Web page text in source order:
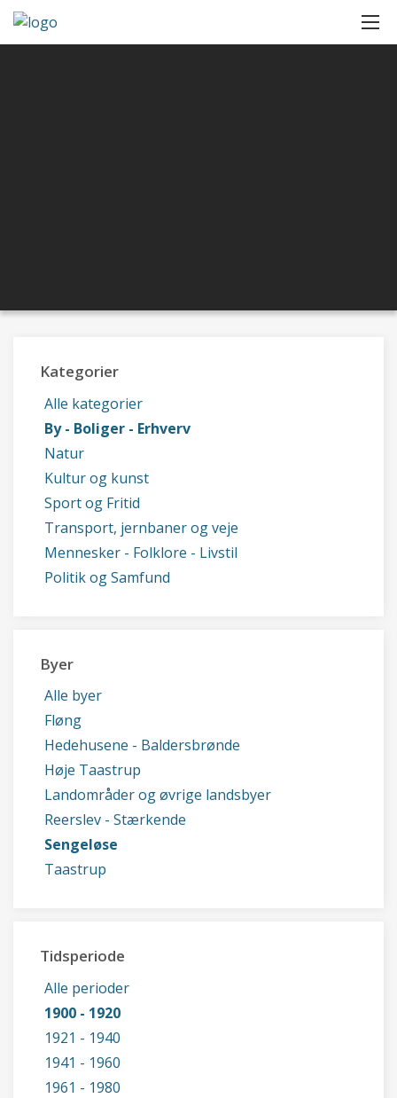
Kategorier
Alle kategorier
By - Boliger - Erhverv
Natur
Kultur og kunst
Sport og Fritid
Transport, jernbaner og veje
Mennesker - Folklore - Livstil
Politik og Samfund
Byer
Alle byer
Fløng
Hedehusene - Baldersbrønde
Høje Taastrup
Landområder og øvrige landsbyer
Reerslev - Stærkende
Sengeløse
Taastrup
Tidsperiode
Alle perioder
1900 - 1920
1921 - 1940
1941 - 1960
1961 - 1980